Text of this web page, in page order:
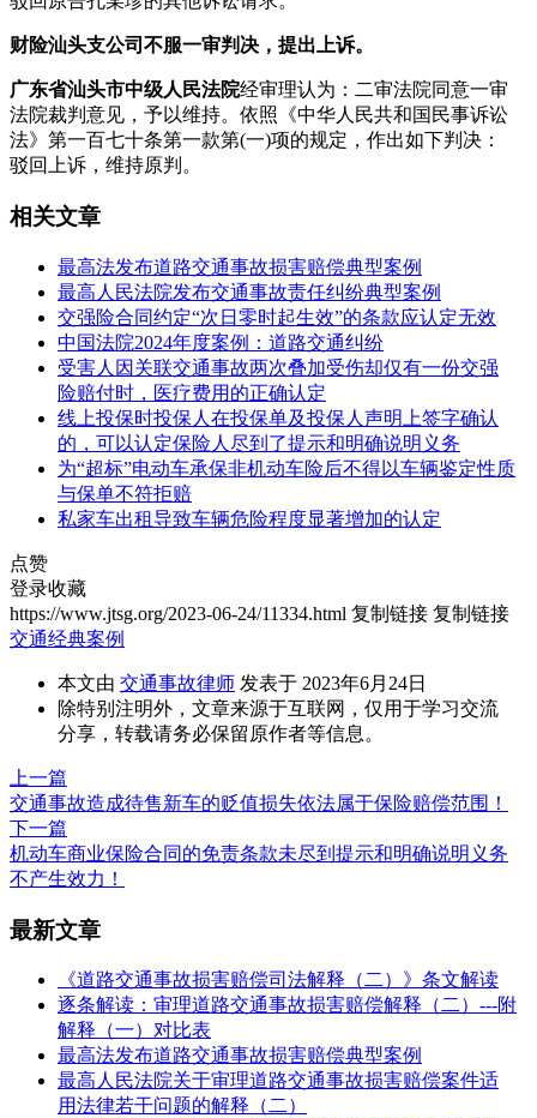
财险汕头支公司不服一审判决，提出上诉。
广东省汕头市中级人民法院经审理认为：二审法院同意一审
法院裁判意见，予以维持。依照《中华人民共和国民事诉讼
法》第一百七十条第一款第(一)项的规定，作出如下判决：
驳回上诉，维持原判。
相关文章
最高法发布道路交通事故损害赔偿典型案例
最高人民法院发布交通事故责任纠纷典型案例
交强险合同约定“次日零时起生效”的条款应认定无效
中国法院2024年度案例：道路交通纠纷
受害人因关联交通事故两次叠加受伤却仅有一份交强
险赔付时，医疗费用的正确认定
线上投保时投保人在投保单及投保人声明上签字确认
的，可以认定保险人尽到了提示和明确说明义务
为“超标”电动车承保非机动车险后不得以车辆鉴定性质
与保单不符拒赔
私家车出租导致车辆危险程度显著增加的认定
点赞
登录收藏
https://www.jtsg.org/2023-06-24/11334.html 复制链接 复制链接
交通经典案例
本文由 交通事故律师 发表于 2023年6月24日
除特别注明外，文章来源于互联网，仅用于学习交流
分享，转载请务必保留原作者等信息。
上一篇
交通事故造成待售新车的贬值损失依法属于保险赔偿范围！
下一篇
机动车商业保险合同的免责条款未尽到提示和明确说明义务
不产生效力！
最新文章
《道路交通事故损害赔偿司法解释（二）》条文解读
逐条解读：审理道路交通事故损害赔偿解释（二）---附
解释（一）对比表
最高法发布道路交通事故损害赔偿典型案例
最高人民法院关于审理道路交通事故损害赔偿案件适
用法律若干问题的解释（二）